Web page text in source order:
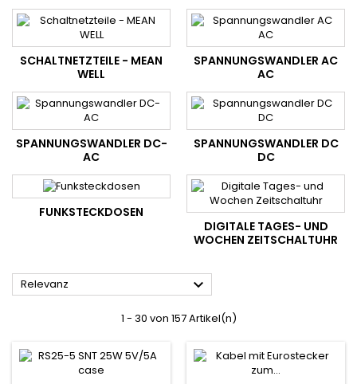
SCHALTNETZTEILE - MEAN
WELL
SPANNUNGSWANDLER AC
AC
SPANNUNGSWANDLER DC-
AC
SPANNUNGSWANDLER DC
DC
FUNKSTECKDOSEN
DIGITALE TAGES- UND
WOCHEN ZEITSCHALTUHR
Relevanz 
1 - 30 von 157 Artikel(n)